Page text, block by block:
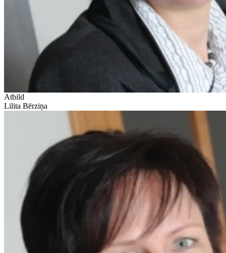
Atbild
Lilita Bērziņa